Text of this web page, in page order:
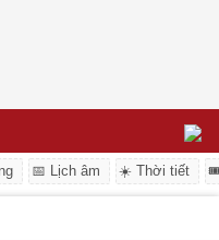
📅 Lịch âm ☀️ Thời tiết